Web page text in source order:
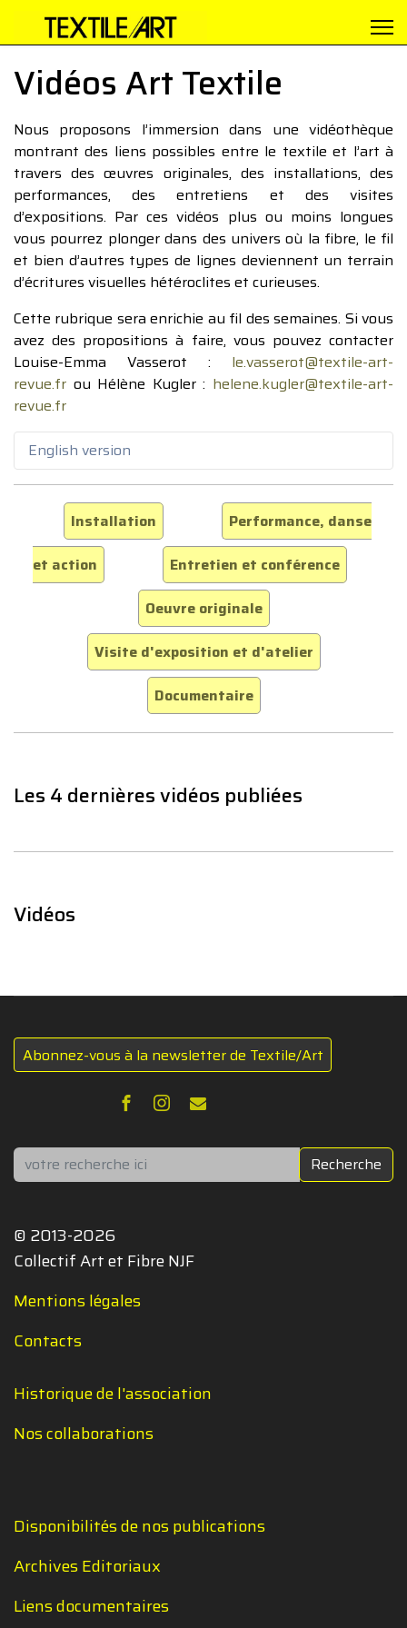
Vidéos Art Textile
Nous proposons l’immersion dans une vidéothèque
montrant des liens possibles entre le textile et l’art à
travers des œuvres originales, des installations, des
performances, des entretiens et des visites
d’expositions. Par ces vidéos plus ou moins longues
vous pourrez plonger dans des univers où la fibre, le fil
et bien d’autres types de lignes deviennent un terrain
d’écritures visuelles hétéroclites et curieuses.
Cette rubrique sera enrichie au fil des semaines. Si vous
avez des propositions à faire, vous pouvez contacter
Louise-Emma Vasserot : le.vasserot@textile-art-
revue.fr ou Hélène Kugler : helene.kugler@textile-art-
revue.fr
English version
Installation
Performance, danse
et action
Entretien et conférence
Oeuvre originale
Visite d'exposition et d'atelier
Documentaire
Les 4 dernières vidéos publiées
Vidéos
Abonnez-vous à la newsletter de Textile/Art
Rechercher Recherche
© 2013-2026
Collectif Art et Fibre NJF
Mentions légales
Contacts
Historique de l'association
Nos collaborations
Disponibilités de nos publications
Archives Editoriaux
Liens documentaires